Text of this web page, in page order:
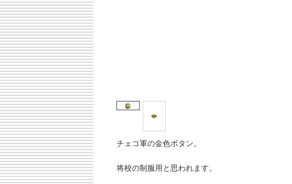
チェコ軍の金色ボタン。
将校の制服用と思われます。